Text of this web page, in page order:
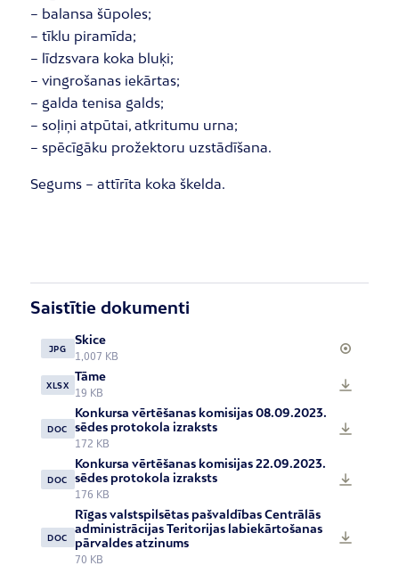
– balansa šūpoles;
– tīklu piramīda;
– līdzsvara koka bluķi;
– vingrošanas iekārtas;
– galda tenisa galds;
– soļiņi atpūtai, atkritumu urna;
– spēcīgāku prožektoru uzstādīšana.
Segums – attīrīta koka škelda.
Saistītie dokumenti
JPG
Skice
1,007 KB
XLSX
Tāme
19 KB
DOC
Konkursa vērtēšanas komisijas 08.09.2023.
sēdes protokola izraksts
172 KB
DOC
Konkursa vērtēšanas komisijas 22.09.2023.
sēdes protokola izraksts
176 KB
DOC
Rīgas valstspilsētas pašvaldības Centrālās
administrācijas Teritorijas labiekārtošanas
pārvaldes atzinums
70 KB